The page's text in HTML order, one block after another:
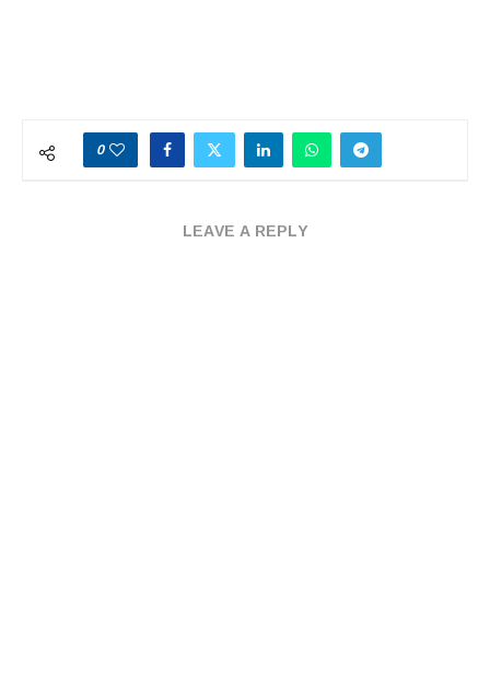
0
LEAVE A REPLY